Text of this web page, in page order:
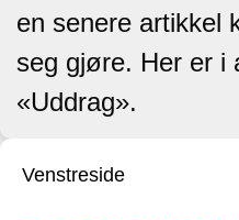
en senere artikkel
seg gjøre. Her er i
«Uddrag».
Venstreside